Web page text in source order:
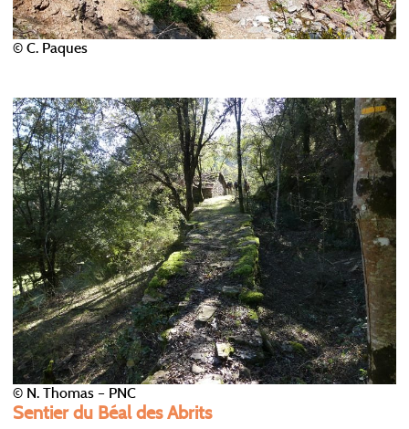
© C. Paques
© N. Thomas – PNC
Sentier du Béal des Abrits